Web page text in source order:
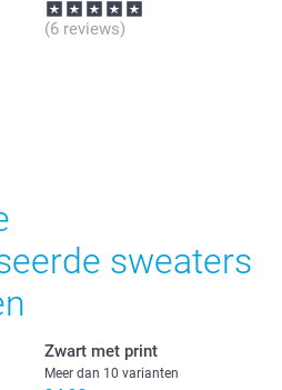
(6 reviews)
sweaters
Zwart met print
Meer dan 10 varianten